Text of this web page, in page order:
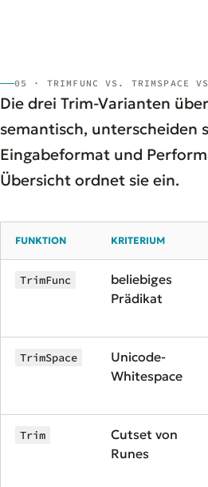
05 · TRIMFUNC VS. TRIMSPACE
Die drei Trim-Varianten
semantisch, unterscheiden
Eingabeformat und
Übersicht ordnet sie ein.
FUNKTION KRITERIUM
TrimFunc
beliebiges
Prädikat
TrimSpace
Unicode-
Whitespace
Trim
Cutset von
Runes